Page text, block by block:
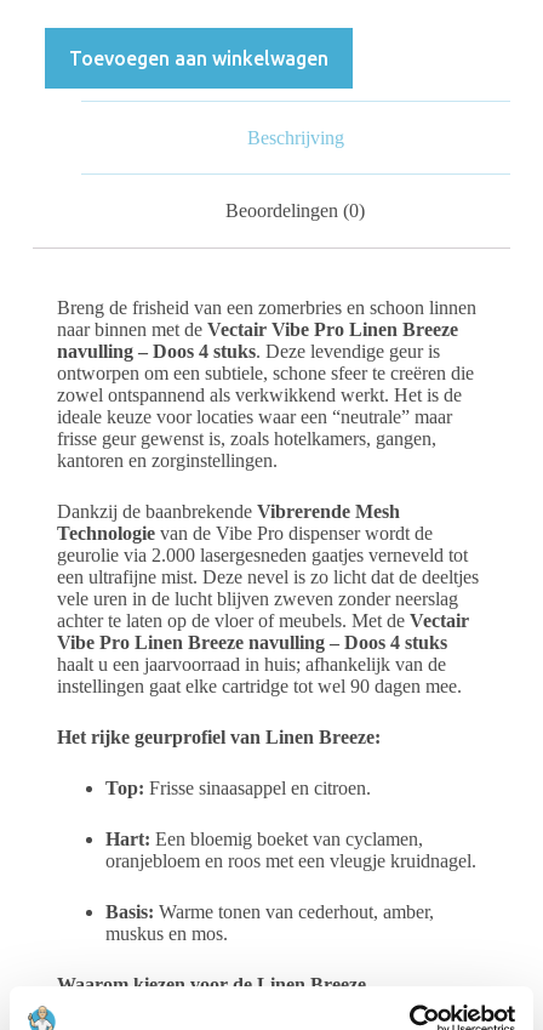
Toevoegen aan winkelwagen
Beschrijving
Beoordelingen (0)
Breng de frisheid van een zomerbries en schoon linnen
naar binnen met de Vectair Vibe Pro Linen Breeze
navulling – Doos 4 stuks. Deze levendige geur is
ontworpen om een subtiele, schone sfeer te creëren die
zowel ontspannend als verkwikkend werkt. Het is de
ideale keuze voor locaties waar een “neutrale” maar
frisse geur gewenst is, zoals hotelkamers, gangen,
kantoren en zorginstellingen.
Dankzij de baanbrekende Vibrerende Mesh
Technologievan de Vibe Pro dispenser wordt de
geurolie via 2.000 lasergesneden gaatjes verneveld tot
een ultrafijne mist. Deze nevel is zo licht dat de deeltjes
vele uren in de lucht blijven zweven zonder neerslag
achter te laten op de vloer of meubels. Met de Vectair
Vibe Pro Linen Breeze navulling – Doos 4 stuks
haalt u een jaarvoorraad in huis; afhankelijk van de
instellingen gaat elke cartridge tot wel 90 dagen mee.
Het rijke geurprofiel van Linen Breeze:
Top: Frisse sinaasappel en citroen.
Hart: Een bloemig boeket van cyclamen,
oranjebloem en roos met een vleugje kruidnagel.
Basis: Warme tonen van cederhout, amber,
muskus en mos.
Waarom kiezen voor de Linen Breeze